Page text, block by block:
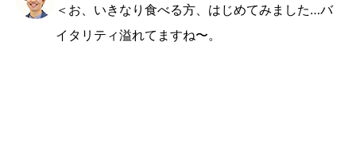
＜お、いきなり食べる方、はじめてみました…バ
イタリティ溢れてますね〜。